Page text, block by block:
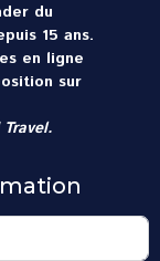
du
15 ans.
en ligne
sur
.